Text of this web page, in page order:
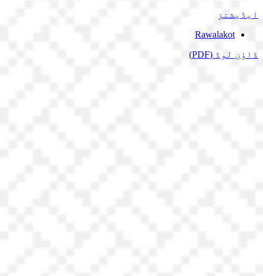
ایڈیشنز
Rawalakot
ڈاؤن لوڈ (PDF)